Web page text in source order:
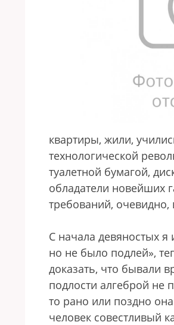
квартиры, жили,
технологической
туалетной бумагой,
обладатели новейших
требований,
С начала девяностых
но не было подлей»,
доказать, что бывали
подлости алгеброй не
то рано или поздно
человек совестливый